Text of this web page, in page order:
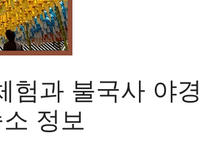
험과 불국사 야경
정보